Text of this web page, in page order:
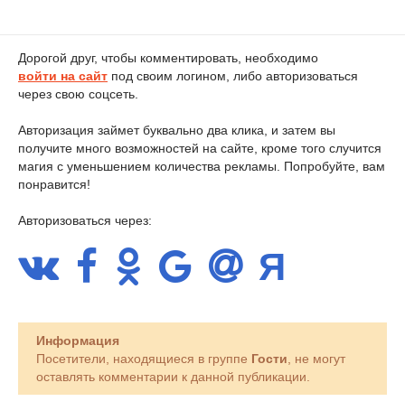
Дорогой друг, чтобы комментировать, необходимо
войти на сайт под своим логином, либо авторизоваться
через свою соцсеть.
Авторизация займет буквально два клика, и затем вы
получите много возможностей на сайте, кроме того случится
магия с уменьшением количества рекламы. Попробуйте, вам
понравится!
Авторизоваться через:
Информация
Посетители, находящиеся в группе Гости , не могут
оставлять комментарии к данной публикации.